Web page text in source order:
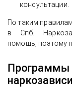
консультации.
По таким
в Спб.
помощь, поэтому
Программы